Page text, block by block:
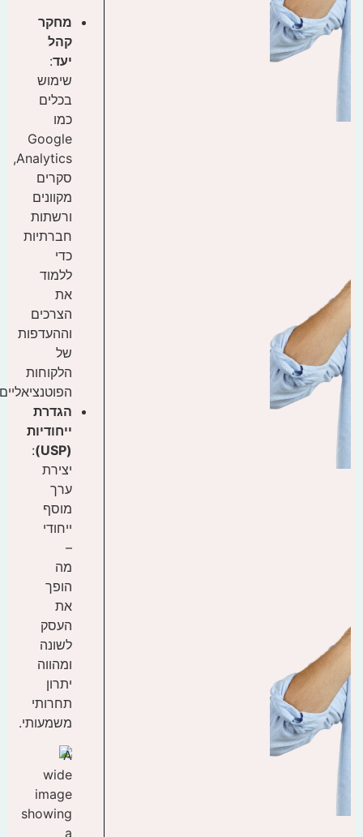
מחקר
קהל
יעד:
שימוש
בכלים
כמו
Google
Analytics,
סקרים
מקוונים
ורשתות
חברתיות
כדי
ללמוד
את
הצרכים
וההעדפות
של
הלקוחות
הגדרת
ייחודיות
(USP)
:
יצירת
ערך
מוסף
ייחודי
–
מה
הופך
את
העסק
לשונה
ומהווה
יתרון
תחרותי
משמעותי.